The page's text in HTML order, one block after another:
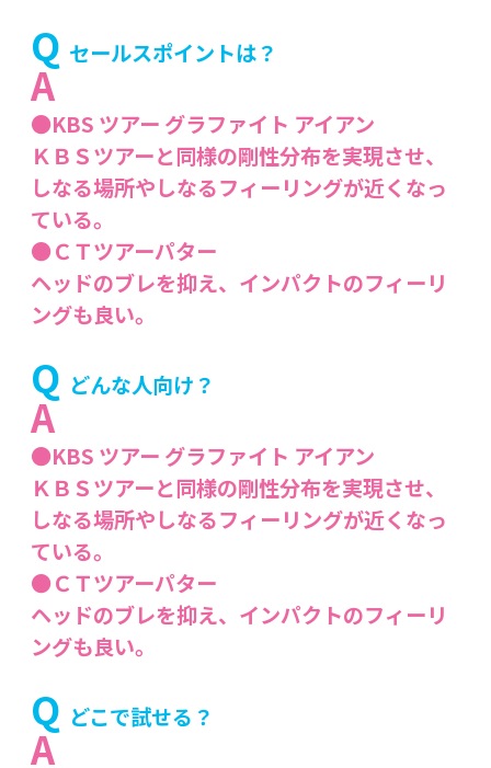
Q セールスポイントは？
A
●KBS ツアー グラファイト アイアン
ＫＢＳツアーと同様の剛性分布を実現させ、
しなる場所やしなるフィーリングが近くなっ
ている。
●ＣＴツアーパター
ヘッドのブレを抑え、インパクトのフィーリ
ングも良い。
Q どんな人向け？
A
●KBS ツアー グラファイト アイアン
ＫＢＳツアーと同様の剛性分布を実現させ、
しなる場所やしなるフィーリングが近くなっ
ている。
●ＣＴツアーパター
ヘッドのブレを抑え、インパクトのフィーリ
ングも良い。
Q どこで試せる？
A